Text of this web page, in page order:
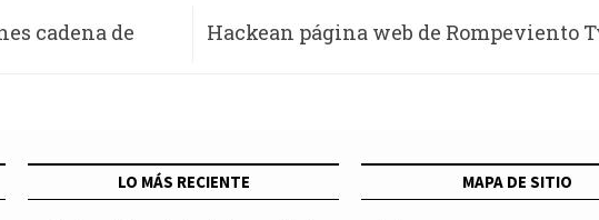
cadena de Hackean página web de Rompeviento
LO MÁS RECIENTE MAPA DE SITIO